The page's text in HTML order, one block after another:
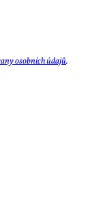
osob­ních úda­jů.